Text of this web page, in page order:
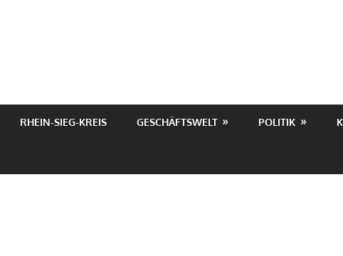
RHEIN-SIEG-KREIS GESCHÄFTSWELT POLITIK